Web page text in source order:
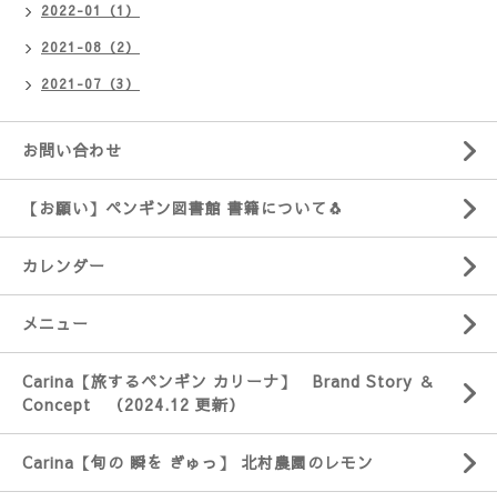
2022-01（1）
2021-08（2）
2021-07（3）
お問い合わせ
【お願い】ペンギン図書館 書籍について🐧
カレンダー
メニュー
Carina【旅するペンギン カリーナ】 Brand Story ＆
Concept （2024.12 更新）
Carina【旬の 瞬を ぎゅっ】 北村農園のレモン